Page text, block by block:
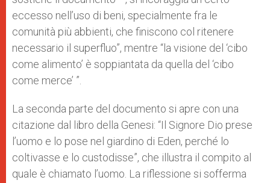
eccesso nell’uso di beni, specialmente fra le
comunità più abbienti, che finiscono col ritenere
necessario il superfluo”, mentre “la visione del ‘cibo
come alimento’ è soppiantata da quella del ‘cibo
come merce’ ”.
La seconda parte del documento si apre con una
citazione dal libro della Genesi: “Il Signore Dio prese
l’uomo e lo pose nel giardino di Eden, perché lo
coltivasse e lo custodisse”, che illustra il compito al
quale è chiamato l’uomo. La riflessione si sofferma